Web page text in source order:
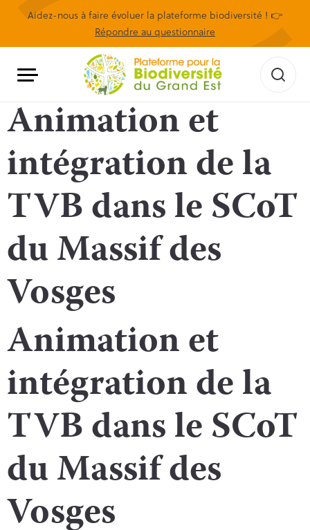
Aidez-nous à faire évoluer la plateforme biodiversité ! 👉
Répondre au questionnaire
Animation et
intégration de la
TVB dans le SCoT
du Massif des
Vosges
Animation et
intégration de la
TVB dans le SCoT
du Massif des
Vosges